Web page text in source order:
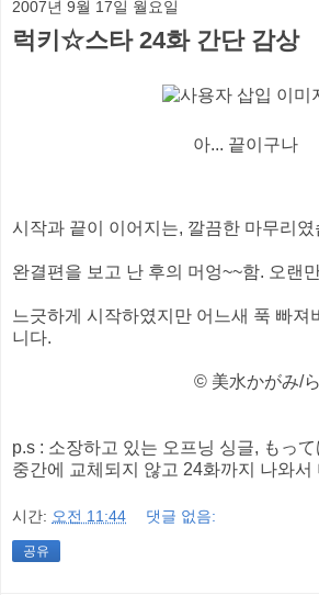
2007년 9월 17일 월요일
럭키☆스타 24화 간단 감상
아... 끝이구나
시작과 끝이 이어지는, 깔끔한 마무리였
완결편을 보고 난 후의 머엉~~함. 오랜
느긋하게 시작하였지만 어느새 푹 빠
니다.
© 美水かがみ/
p.s : 소장하고 있는 오프닝 싱글, もっ
중간에 교체되지 않고 24화까지 나와서
시간: 오전 11:44 댓글 없음:
공유